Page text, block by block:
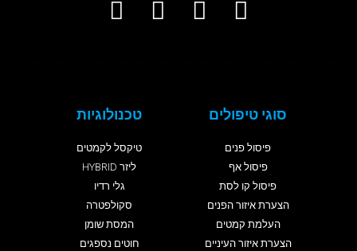
סוגי טיפולים
פיסול פנים
פיסול אף
פיסול קו לסת
הצערת איזור הפנים
העלמת קמטים
הצערת איזור העיניים
טכנולוגיות
טיקסל לקמטים
ליזר HYBRID
גלי רדיו
סקולפטרה
המסת שומן
חוטים נספגים